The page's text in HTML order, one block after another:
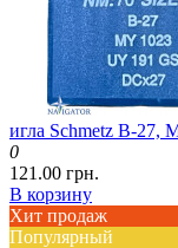
игла Schmetz B-27,
0
121.00 грн.
В корзину
Хит продаж
Популярный